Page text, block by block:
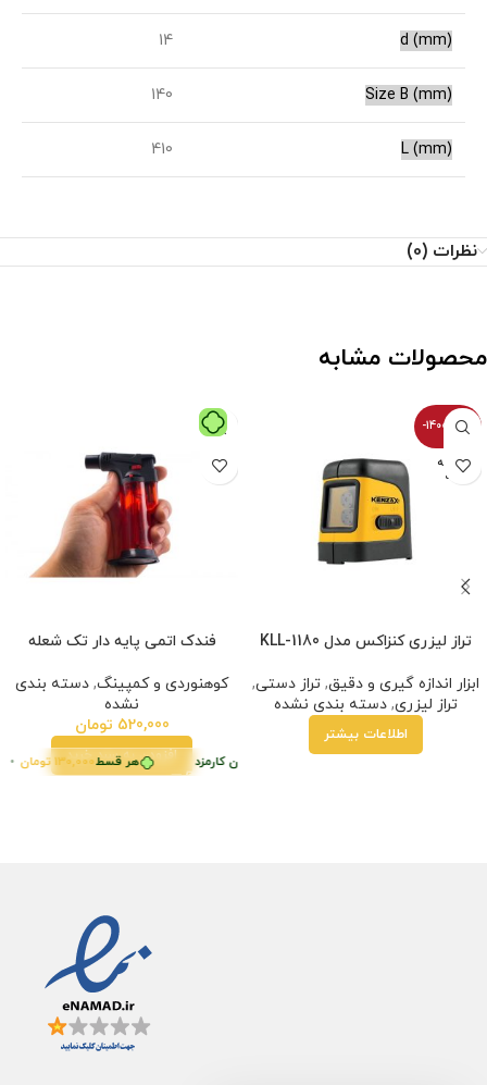
(d (mm
14
(Size B (mm
140
(L (mm
410
نظرات (0)
محصولات مشابه
-14000100%
فروخته
شده
تراز لیزری کنزاکس مدل KLL-1180
ابزار اندازه گیری و دقیق,تراز دستی,
تراز لیزری,دسته بندی نشده
اطلاعات بیشتر
هر قسط130,000تومان • خرید قسطی با ترب‌پی بدون کارمزد
فندک اتمی پایه دار تک شعله
کوهنوردی و کمپینگ, دسته بندی
نشده
520,000 تومان
افزودن به سبد خرید